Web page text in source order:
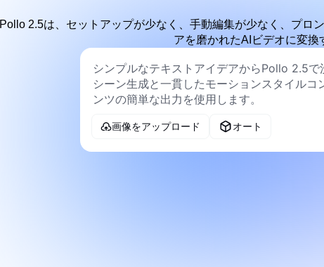
Pollo 2.5は、セットアップが少なく、手動編集が少なく、プロ
アを磨かれたAIビデオに変換
画像をアップロード オート